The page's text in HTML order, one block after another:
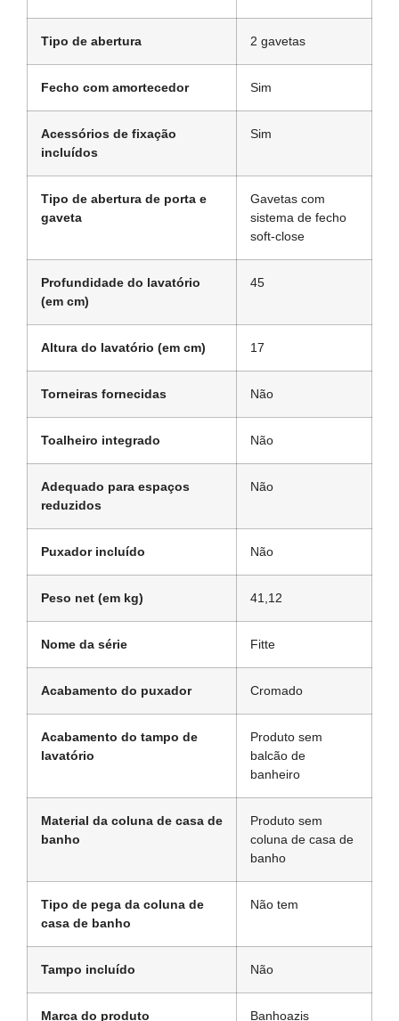
Tipo de abertura 2 gavetas
Fecho com amortecedor Sim
Acessórios de fixação
incluídos
Sim
Tipo de abertura de porta e
gaveta
Gavetas com
sistema de fecho
soft-close
Profundidade do lavatório
(em cm)
45
Altura do lavatório (em cm) 17
Torneiras fornecidas Não
Toalheiro integrado Não
Adequado para espaços
reduzidos
Não
Puxador incluído Não
Peso net (em kg) 41,12
Nome da série Fitte
Acabamento do puxador Cromado
Acabamento do tampo de
lavatório
Produto sem
balcão de
banheiro
Material da coluna de casa de
banho
Produto sem
coluna de casa de
banho
Tipo de pega da coluna de
casa de banho
Não tem
Tampo incluído Não
Marca do produto Banhoazis